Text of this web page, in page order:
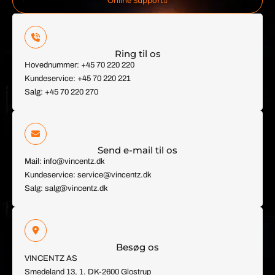
Ring til os
Hovednummer: +45 70 220 220
Kundeservice: +45 70 220 221
Salg: +45 70 220 270
Send e-mail til os
Mail: info@vincentz.dk
Kundeservice: service@vincentz.dk
Salg: salg@vincentz.dk
Besøg os
VINCENTZ AS
Smedeland 13, 1. DK-2600 Glostrup